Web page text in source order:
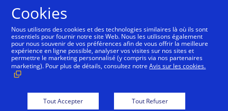
Français
Cookies
Nous utilisons des cookies et des technologies similaires là où ils sont
essentiels pour fournir notre site Web. Nous les utilisons également
pour nous souvenir de vos préférences afin de vous offrir la meilleure
expérience en ligne possible, analyser vos visites sur nos sites et
permettre le marketing personnalisé (y compris via nos partenaires
marketing). Pour plus de détails, consultez notreAvis sur les cookies.
Tout Accepter Tout Refuser